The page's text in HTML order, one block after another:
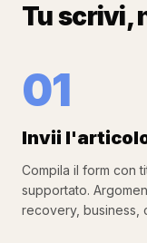
Tu scrivi,
01
Invii
Compila il form con
supportato.
recovery, business,